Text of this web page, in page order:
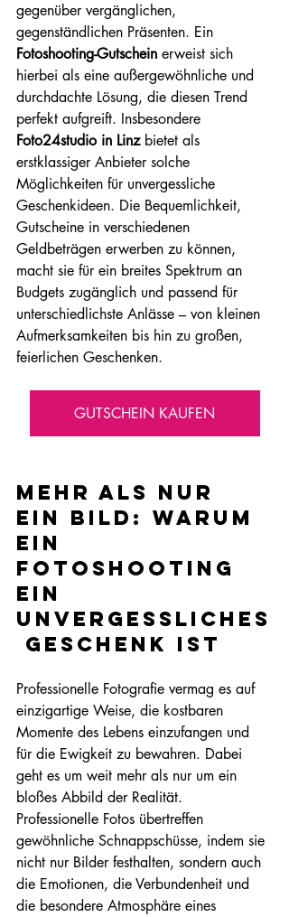
gegenüber vergänglichen,
gegenständlichen Präsenten. Ein
Fotoshooting-Gutschein erweist sich
hierbei als eine außergewöhnliche und
durchdachte Lösung, die diesen Trend
perfekt aufgreift. Insbesondere
Foto24studio in Linz bietet als
erstklassiger Anbieter solche
Möglichkeiten für unvergessliche
Geschenkideen. Die Bequemlichkeit,
Gutscheine in verschiedenen
Geldbeträgen erwerben zu können,
macht sie für ein breites Spektrum an
Budgets zugänglich und passend für
unterschiedlichste Anlässe – von kleinen
Aufmerksamkeiten bis hin zu großen,
feierlichen Geschenken.
GUTSCHEIN KAUFEN
Mehr als nur
ein Bild: Warum
ein
Fotoshooting
ein
unvergessliches
Geschenk ist
Professionelle Fotografie vermag es auf
einzigartige Weise, die kostbaren
Momente des Lebens einzufangen und
für die Ewigkeit zu bewahren. Dabei
geht es um weit mehr als nur um ein
bloßes Abbild der Realität.
Professionelle Fotos übertreffen
gewöhnliche Schnappschüsse, indem sie
nicht nur Bilder festhalten, sondern auch
die Emotionen, die Verbundenheit und
die besondere Atmosphäre eines